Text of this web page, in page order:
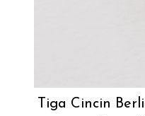
Tiga Cincin